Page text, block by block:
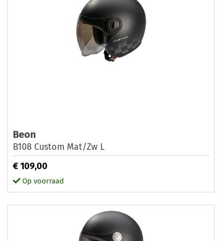
Beon
B108 Custom Mat/Zw L
€ 109,00
Op voorraad